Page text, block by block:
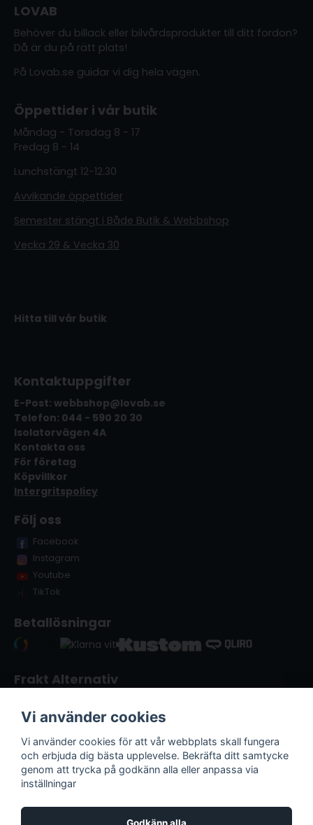
LOVAB
Behöver du billack eller bilvårdsprodukter till ditt fordon?
Då är du på rätt plats!
På Lovab.se guidar vi dig hela vägen.
Öppettider i vår butik
Måndag - Torsdag 8 - 17
Fredag 8 - 14
Lunchstängt 12-12.30
Avvikande öppettider
Semester stängt i Både Butik & Webbshop
Vecka 29 & Vecka 30
Hitta till vår butik
Kontaktuppgifter
E-Post: webbshop@lovab.se
Telefon: 044 - 590 20 30
Isolatorvägen 4A
Kontakta oss
För företag
Köpvillkor
Intergritspolicy
Följ oss
Facebook
Instagram
Youtube
TikTok
Betallösningar
Frakt Alternativ
Vi använder cookies
Vi använder cookies för att vår webbplats skall fungera
och erbjuda dig bästa upplevelse. Bekräfta ditt samtycke
genom att trycka på godkänn alla eller anpassa via
inställningar
Godkänn alla